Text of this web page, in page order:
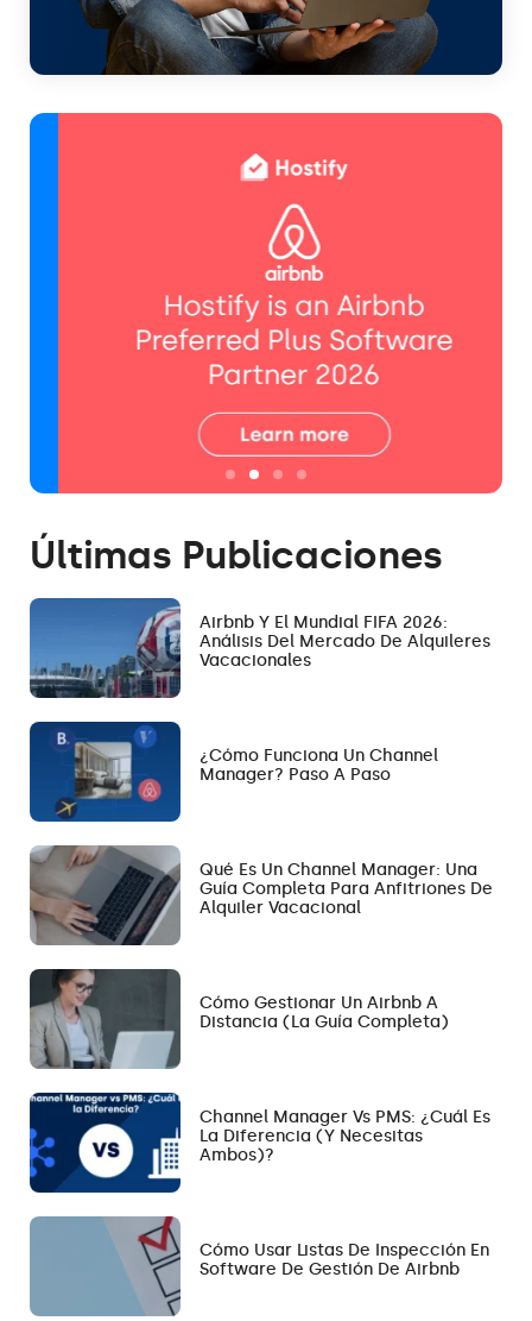
Últimas Publicaciones
Airbnb Y El Mundial FIFA 2026:
Análisis Del Mercado De Alquileres
Vacacionales
¿Cómo Funciona Un Channel
Manager? Paso A Paso
Qué Es Un Channel Manager: Una
Guía Completa Para Anfitriones De
Alquiler Vacacional
Cómo Gestionar Un Airbnb A
Distancia (la Guía Completa)
Channel Manager Vs PMS: ¿Cuál Es
La Diferencia (y Necesitas
Ambos)?
Cómo Usar Listas De Inspección En
Software De Gestión De Airbnb